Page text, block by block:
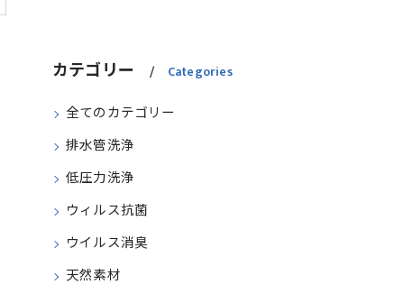
カテゴリー Categories
全てのカテゴリー
排水管洗浄
低圧力洗浄
ウィルス抗菌
ウイルス消臭
天然素材